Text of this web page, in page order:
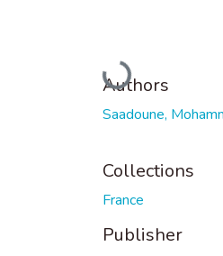
Loading...
Authors
Saadoune,
Collections
France
Publisher